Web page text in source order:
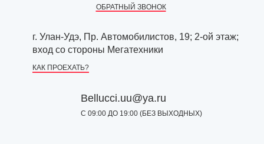
ОБРАТНЫЙ ЗВОНОК
г. Улан-Удэ, Пр. Автомобилистов, 19; 2-ой этаж;
вход со стороны Мегатехники
КАК ПРОЕХАТЬ?
Bellucci.uu@ya.ru
С 09:00 ДО 19:00 (БЕЗ ВЫХОДНЫХ)